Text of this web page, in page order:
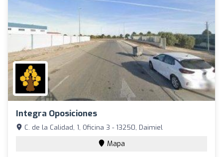
Integra Oposiciones
C. de la Calidad, 1, Oficina 3 - 13250, Daimiel
Mapa